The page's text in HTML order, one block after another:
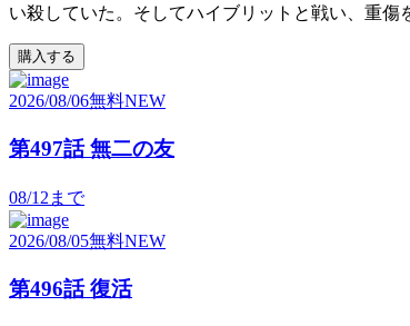
い殺していた。そしてハイブリットと戦い、重
購入する
2026/08/06無料NEW
第497話 無二の友
08/12 まで
2026/08/05無料NEW
第496話 復活